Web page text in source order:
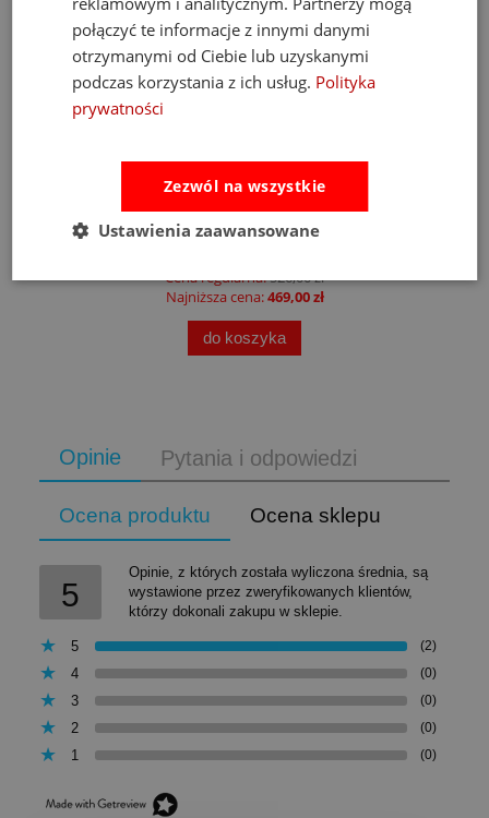
Fat Brain Toys dmuchawa do piłek Air Toobz
Cena regularna:526,00 zł
Najniższa cena:469,00 zł
do koszyka
Opinie Pytania i odpowiedzi
Ocena produktu Ocena sklepu
5
Opinie, z których została wyliczona średnia, są
wystawione przez zweryfikowanych klientów,
którzy dokonali zakupu w sklepie.
5 (2)
4 (0)
3 (0)
2 (0)
1 (0)
połączyć te informacje z innymi danymi
otrzymanymi od Ciebie lub uzyskanymi
podczas korzystania z ich usług. Polityka
prywatności
Zezwól na wszystkie
Ustawienia zaawansowane